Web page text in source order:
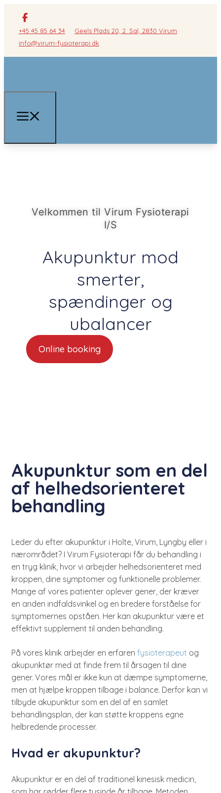
+45 45 85 64 34
Geels Plads 20, 2. Sal, 2830 Virum
info@virum-fysioterapi.dk
Velkommen til Virum Fysioterapi
I/S
Akupunktur mod
smerter,
spændinger og
ubalancer
Online booking
Akupunktur som en del
af helhedsorienteret
behandling
Leder du efter akupunktur i Holte, Virum, Lyngby eller i
nærområdet? I Virum Fysioterapi får du behandling i
en tryg klinik, hvor vi arbejder helhedsorienteret med
kroppen, dine symptomer og funktionelle problemer.
Mange af vores patienter oplever gener, der kræver
en anden indfaldsvinkel og en bredere forståelse for
symptomernes opståen. Her kan akupunktur være et
effektivt supplement til anden behandling.
På vores klinik arbejder en erfaren fysioterapeut og
akupunktør med at finde frem til årsagen til dine
gener. Vores mål er ikke kun at dæmpe symptomerne,
men at hjælpe kroppen tilbage i balance. Derfor kan vi
tilbyde akupunktur som en del af en samlet
behandlingsplan, der kan støtte kroppens egne
helbredende processer.
Hvad er akupunktur?
Akupunktur er en del af traditionel kinesisk medicin,